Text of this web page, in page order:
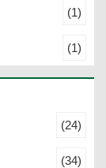
(1)
(1)
(24)
(34)